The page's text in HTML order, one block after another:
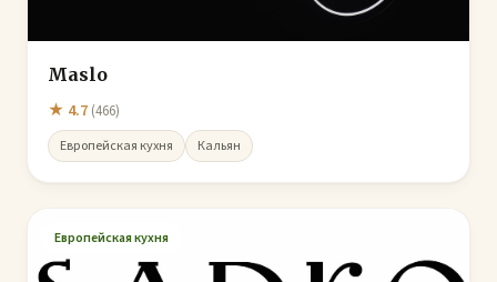
Maslo
★ 4.7 (466)
Европейская кухня Кальян
Европейская кухня